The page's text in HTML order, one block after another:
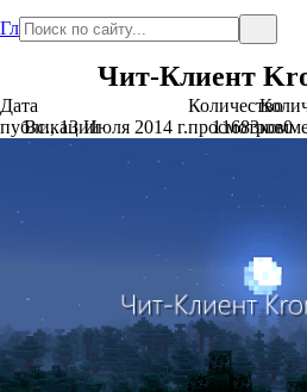
Главная
Чит-Клиент
Дата
публикации
Вс., 13 Июля 2014 г.
Количество
просмотров
11683 0